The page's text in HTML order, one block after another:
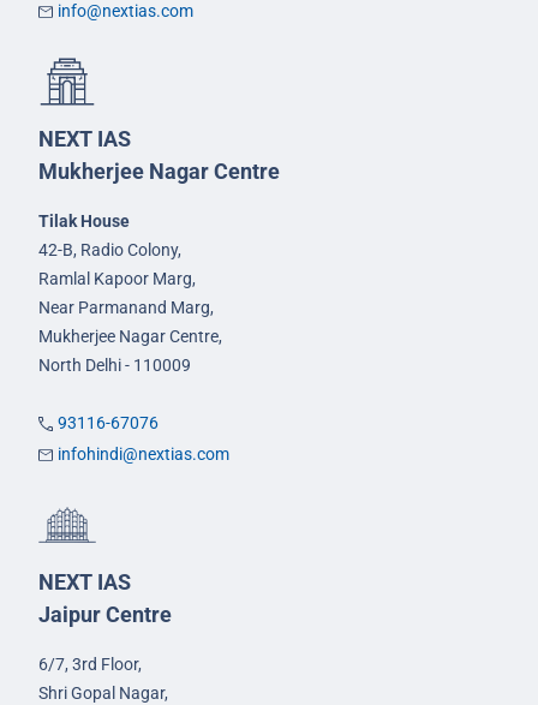
info@nextias.com
NEXT IAS
Mukherjee Nagar Centre
Tilak House
42-B, Radio Colony,
Ramlal Kapoor Marg,
Near Parmanand Marg,
Mukherjee Nagar Centre,
North Delhi - 110009
93116-67076
infohindi@nextias.com
NEXT IAS
Jaipur Centre
6/7, 3rd Floor,
Shri Gopal Nagar,